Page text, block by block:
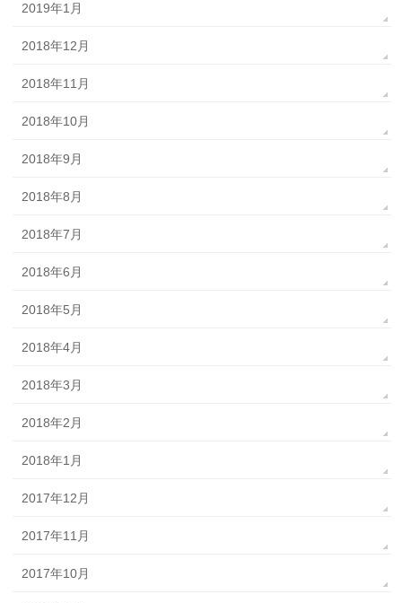
2019年1月
2018年12月
2018年11月
2018年10月
2018年9月
2018年8月
2018年7月
2018年6月
2018年5月
2018年4月
2018年3月
2018年2月
2018年1月
2017年12月
2017年11月
2017年10月